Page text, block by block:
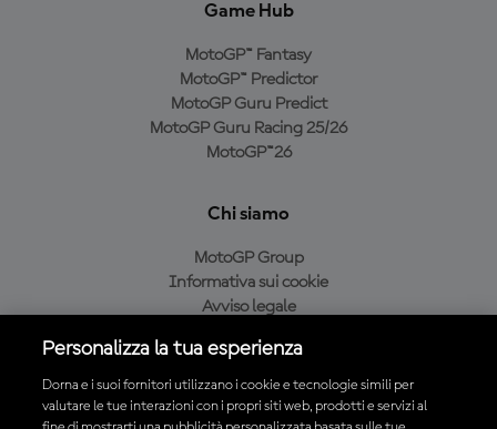
Game Hub
MotoGP™ Fantasy
MotoGP™ Predictor
MotoGP Guru Predict
MotoGP Guru Racing 25/26
MotoGP™26
Chi siamo
MotoGP Group
Informativa sui cookie
Avviso legale
Condizioni di acquisto
Personalizza la tua esperienza
Dorna e i suoi fornitori utilizzano i cookie e tecnologie simili per
valutare le tue interazioni con i propri siti web, prodotti e servizi al